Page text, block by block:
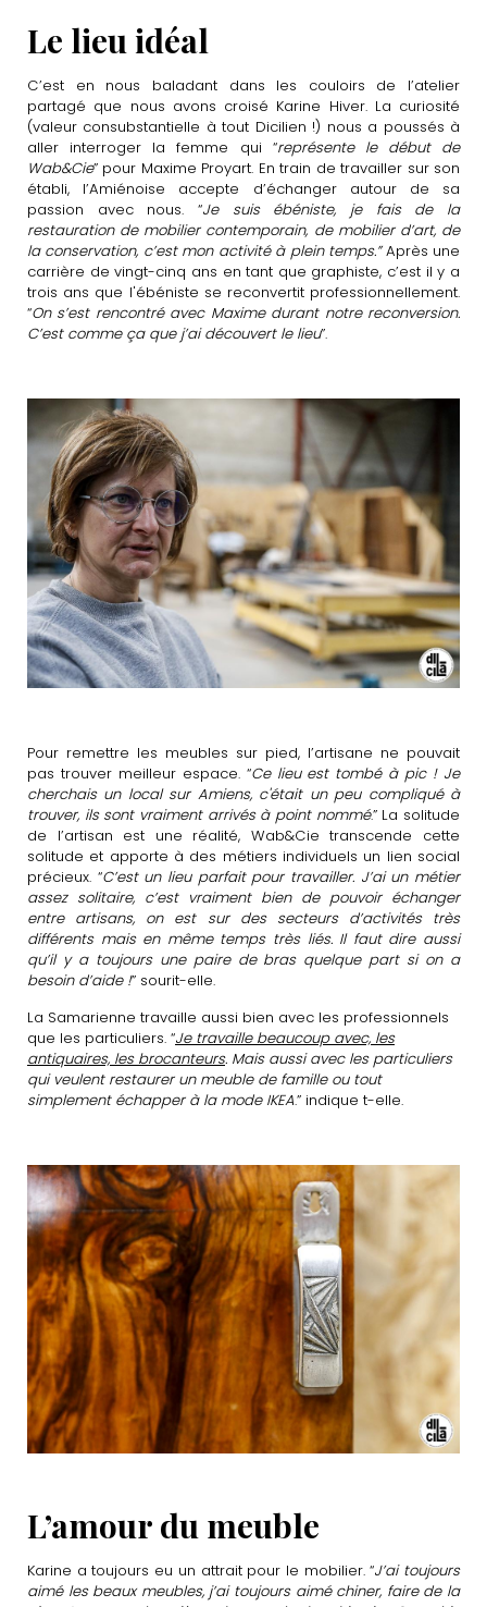
Le lieu idéal
C’est en nous baladant dans les couloirs de l’atelier
partagé que nous avons croisé Karine Hiver. La curiosité
(valeur consubstantielle à tout Dicilien !) nous a poussés à
aller interroger la femme qui “représente le début de
Wab&Cie” pour Maxime Proyart. En train de travailler sur son
établi, l’Amiénoise accepte d’échanger autour de sa
passion avec nous. “Je suis ébéniste, je fais de la
restauration de mobilier contemporain, de mobilier d’art, de
la conservation, c’est mon activité à plein temps.”Après une
carrière de vingt-cinq ans en tant que graphiste, c’est il y a
trois ans que l'ébéniste se reconvertit professionnellement.
“On s’est rencontré avec Maxime durant notre reconversion.
C’est comme ça que j’ai découvert le lieu”.
Pour remettre les meubles sur pied, l’artisane ne pouvait
pas trouver meilleur espace. “Ce lieu est tombé à pic ! Je
cherchais un local sur Amiens, c'était un peu compliqué à
trouver, ils sont vraiment arrivés à point nommé.” La solitude
de l’artisan est une réalité, Wab&Cie transcende cette
solitude et apporte à des métiers individuels un lien social
précieux. “C’est un lieu parfait pour travailler. J’ai un métier
assez solitaire, c’est vraiment bien de pouvoir échanger
entre artisans, on est sur des secteurs d’activités très
différents mais en même temps très liés. Il faut dire aussi
qu’il y a toujours une paire de bras quelque part si on a
besoin d’aide !” sourit-elle.
La Samarienne travaille aussi bien avec les professionnels
que les particuliers. “Je travaille beaucoup avec, les
antiquaires, les brocanteurs. Mais aussi avec les particuliers
qui veulent restaurer un meuble de famille ou tout
simplement échapper à la mode IKEA.” indique t-elle.
L’amour du meuble
Karine a toujours eu un attrait pour le mobilier. “J’ai toujours
aimé les beaux meubles, j’ai toujours aimé chiner, faire de la